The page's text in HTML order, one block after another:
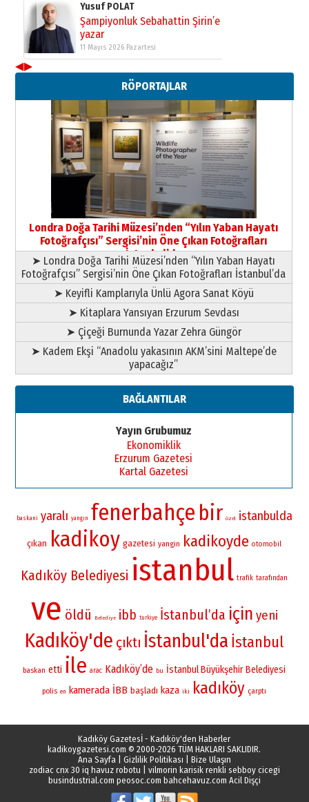
Yusuf POLAT
Şampiyonluk Sebahattin Şirin’e
yazar
11 Mayıs 2026 Pazartesi
Neşat YALÇIN
Paranın Aile Kültüründeki Yeri
03 Ağustos 2026 Pazartesi
Yıldırım Gündoğdu
HAVVA’NIN ÜÇ KIZI
09 Temmuz 2026 Perşembe
Yusuf POLAT
Şampiyonluk Sebahattin Şirin’e
yazar
11 Mayıs 2026 Pazartesi
◀▶
RÖPORTAJLAR
Londra Doğa Tarihi Müzesi’nden “Yılın Yaban Hayatı
Fotoğrafçısı” Sergisi’nin Öne Çıkan Fotoğrafları
İstanbul’da
➤ Londra Doğa Tarihi Müzesi’nden “Yılın Yaban Hayatı
Fotoğrafçısı” Sergisi’nin Öne Çıkan Fotoğrafları İstanbul’da
➤ Keyifli Kamplarıyla Ünlü Agora Sanat Köyü
➤ Kitaplara Yansıyan Erzurum Sevdası
➤ Çiçeği Burnunda Yazar Zehra Güngör
➤ Kadem Ekşi “Anadolu yakasının AKM’sini Maltepe’de
yapacağız”
BAĞLANTILAR
Yayın Grubumuz
Ekonomiklik
Erzurum Gazetesi
Kartal Gazetesi
baskani yaralı yangın fenerbahçe bir özel istanbulda
çıkan kadikoy gazetesi yangin kadikoyde otomobil
Kadıköy Belediyesi istanbul trafik tarafından
ve öldü Belediye ibb turkiye İstanbul’da için yeni
Kadıköy'de çıktı İstanbul'da İstanbul
baskan etti ile arac Kadıköy’de bu İstanbul Büyükşehir Belediyesi
polis en kamerada İBB başladı kaza iki kadıköy çarptı
Kadıköy Gazetesİ - Kadıköy'den Haberler
kadikoygazetesi.com © 2000-2026 TÜM HAKLARI SAKLIDIR.
Ana Sayfa| Gizlilik Politikası
Bize Ulaşın
zodiac cnx 30 iq havuz robotu
vilmorin karisik renkli sebboy cicegi
busindustrial.com peosoc.com bahcehavuz.com Acil Dişçi